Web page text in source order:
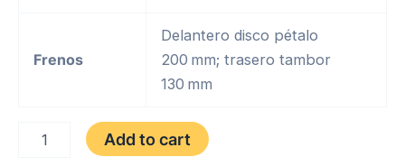
Frenos
Delantero disco pétalo
200 mm; trasero tambor
130 mm
PULSAR
Add to cart